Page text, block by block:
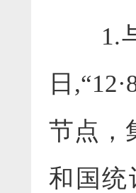
1.
日 ,“12·
节点，
和国统